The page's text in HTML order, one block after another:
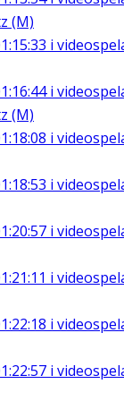
(M)
i
i
(M)
i
i
i
i
i
i